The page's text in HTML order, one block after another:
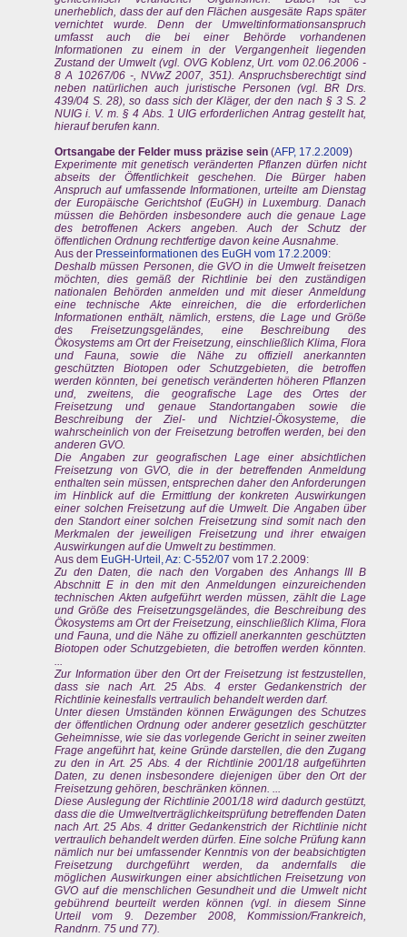
unerheblich, dass der auf den Flächen ausgesäte Raps später
vernichtet wurde. Denn der Umweltinformationsanspruch
umfasst auch die bei einer Behörde vorhandenen
Informationen zu einem in der Vergangenheit liegenden
Zustand der Umwelt (vgl. OVG Koblenz, Urt. vom 02.06.2006 -
8 A 10267/06 -, NVwZ 2007, 351). Anspruchsberechtigt sind
neben natürlichen auch juristische Personen (vgl. BR Drs.
439/04 S. 28), so dass sich der Kläger, der den nach § 3 S. 2
NUIG i. V. m. § 4 Abs. 1 UIG erforderlichen Antrag gestellt hat,
hierauf berufen kann.
Ortsangabe der Felder muss präzise sein (AFP, 17.2.2009)
Experimente mit genetisch veränderten Pflanzen dürfen nicht
abseits der Öffentlichkeit geschehen. Die Bürger haben
Anspruch auf umfassende Informationen, urteilte am Dienstag
der Europäische Gerichtshof (EuGH) in Luxemburg. Danach
müssen die Behörden insbesondere auch die genaue Lage
des betroffenen Ackers angeben. Auch der Schutz der
öffentlichen Ordnung rechtfertige davon keine Ausnahme.
Aus der Presseinformationen des EuGH vom 17.2.2009:
Deshalb müssen Personen, die GVO in die Umwelt freisetzen
möchten, dies gemäß der Richtlinie bei den zuständigen
nationalen Behörden anmelden und mit dieser Anmeldung
eine technische Akte einreichen, die die erforderlichen
Informationen enthält, nämlich, erstens, die Lage und Größe
des Freisetzungsgeländes, eine Beschreibung des
Ökosystems am Ort der Freisetzung, einschließlich Klima, Flora
und Fauna, sowie die Nähe zu offiziell anerkannten
geschützten Biotopen oder Schutzgebieten, die betroffen
werden könnten, bei genetisch veränderten höheren Pflanzen
und, zweitens, die geografische Lage des Ortes der
Freisetzung und genaue Standortangaben sowie die
Beschreibung der Ziel- und Nichtziel-Ökosysteme, die
wahrscheinlich von der Freisetzung betroffen werden, bei den
anderen GVO.
Die Angaben zur geografischen Lage einer absichtlichen
Freisetzung von GVO, die in der betreffenden Anmeldung
enthalten sein müssen, entsprechen daher den Anforderungen
im Hinblick auf die Ermittlung der konkreten Auswirkungen
einer solchen Freisetzung auf die Umwelt. Die Angaben über
den Standort einer solchen Freisetzung sind somit nach den
Merkmalen der jeweiligen Freisetzung und ihrer etwaigen
Auswirkungen auf die Umwelt zu bestimmen.
Aus dem EuGH-Urteil, Az: C-552/07 vom 17.2.2009:
Zu den Daten, die nach den Vorgaben des Anhangs III B
Abschnitt E in den mit den Anmeldungen einzureichenden
technischen Akten aufgeführt werden müssen, zählt die Lage
und Größe des Freisetzungsgeländes, die Beschreibung des
Ökosystems am Ort der Freisetzung, einschließlich Klima, Flora
und Fauna, und die Nähe zu offiziell anerkannten geschützten
Biotopen oder Schutzgebieten, die betroffen werden könnten.
...
Zur Information über den Ort der Freisetzung ist festzustellen,
dass sie nach Art. 25 Abs. 4 erster Gedankenstrich der
Richtlinie keinesfalls vertraulich behandelt werden darf.
Unter diesen Umständen können Erwägungen des Schutzes
der öffentlichen Ordnung oder anderer gesetzlich geschützter
Geheimnisse, wie sie das vorlegende Gericht in seiner zweiten
Frage angeführt hat, keine Gründe darstellen, die den Zugang
zu den in Art. 25 Abs. 4 der Richtlinie 2001/18 aufgeführten
Daten, zu denen insbesondere diejenigen über den Ort der
Freisetzung gehören, beschränken können. ...
Diese Auslegung der Richtlinie 2001/18 wird dadurch gestützt,
dass die die Umweltverträglichkeitsprüfung betreffenden Daten
nach Art. 25 Abs. 4 dritter Gedankenstrich der Richtlinie nicht
vertraulich behandelt werden dürfen. Eine solche Prüfung kann
nämlich nur bei umfassender Kenntnis von der beabsichtigten
Freisetzung durchgeführt werden, da andernfalls die
möglichen Auswirkungen einer absichtlichen Freisetzung von
GVO auf die menschlichen Gesundheit und die Umwelt nicht
gebührend beurteilt werden können (vgl. in diesem Sinne
Urteil vom 9. Dezember 2008, Kommission/Frankreich,
Randnrn. 75 und 77).